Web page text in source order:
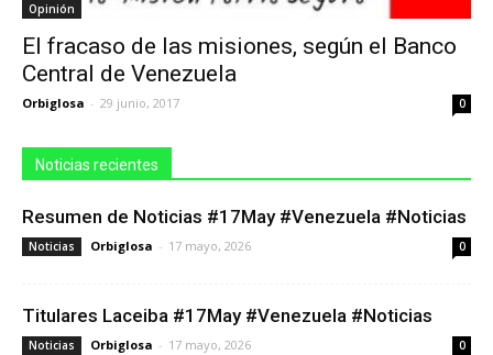
Opinión
El fracaso de las misiones, según el Banco
Central de Venezuela
Orbiglosa - 29 junio, 2017 0
Noticias recientes
Resumen de Noticias #17May #Venezuela #Noticias
Noticias Orbiglosa - 17 mayo, 2026 0
Titulares Laceiba #17May #Venezuela #Noticias
Noticias Orbiglosa - 17 mayo, 2026 0